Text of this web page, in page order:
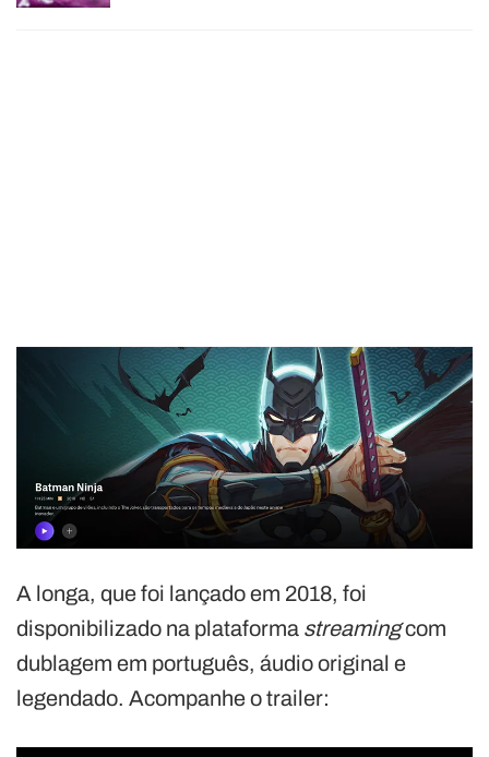
A longa, que foi lançado em 2018, foi
disponibilizado na plataforma streamingcom
dublagem em português, áudio original e
legendado. Acompanhe o trailer: